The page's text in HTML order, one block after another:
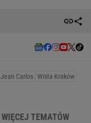
Jean Carlos Wisła Kraków
WIĘCEJ TEMATÓW